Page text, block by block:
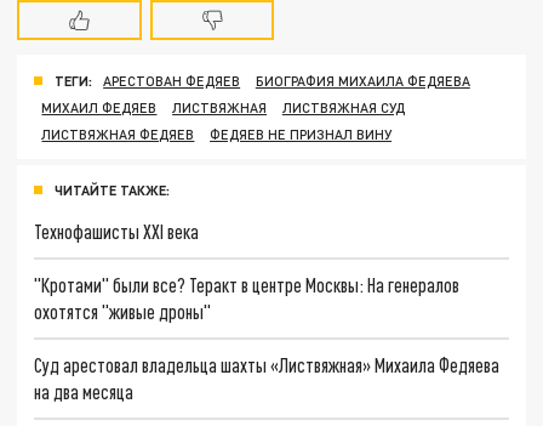
ТЕГИ: АРЕСТОВАН ФЕДЯЕВ
БИОГРАФИЯ МИХАИЛА ФЕДЯЕВА
МИХАИЛ ФЕДЯЕВ
ЛИСТВЯЖНАЯ
ЛИСТВЯЖНАЯ СУД
ЛИСТВЯЖНАЯ ФЕДЯЕВ
ФЕДЯЕВ НЕ ПРИЗНАЛ ВИНУ
ЧИТАЙТЕ ТАКЖЕ:
Технофашисты XXI века
"Кротами" были все? Теракт в центре Москвы: На генералов
охотятся "живые дроны"
Суд арестовал владельца шахты «Листвяжная» Михаила Федяева
на два месяца